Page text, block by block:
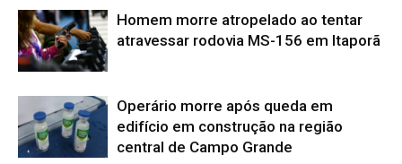
Homem morre atropelado ao tentar
atravessar rodovia MS-156 em Itaporã
Operário morre após queda em
edifício em construção na região
central de Campo Grande